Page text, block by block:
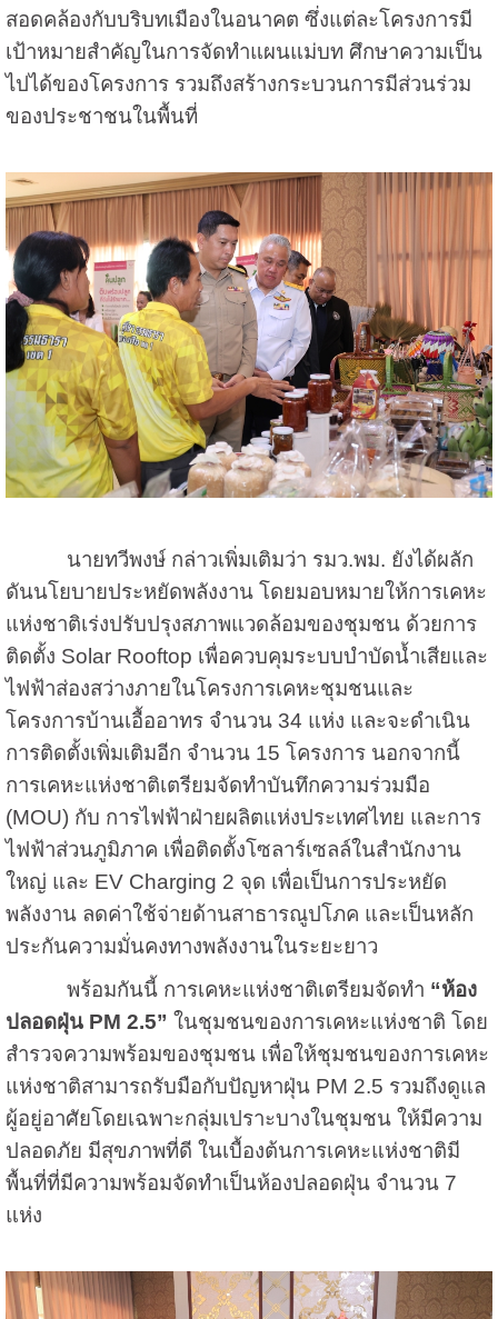
สอดคล้องกับบริบทเมืองในอนาคต ซึ่งแต่ละโครงการมี
เป้าหมายสำคัญในการจัดทำแผนแม่บท ศึกษาความเป็น
ไปได้ของโครงการ รวมถึงสร้างกระบวนการมีส่วนร่วม
ของประชาชนในพื้นที่
นายทวีพงษ์ กล่าวเพิ่มเติมว่า รมว.พม. ยังได้ผลัก
ดันนโยบายประหยัดพลังงาน โดยมอบหมายให้การเคหะ
แห่งชาติเร่งปรับปรุงสภาพแวดล้อมของชุมชน ด้วยการ
ติดตั้ง Solar Rooftop เพื่อควบคุมระบบบำบัดน้ำเสียและ
ไฟฟ้าส่องสว่างภายในโครงการเคหะชุมชนและ
โครงการบ้านเอื้ออาทร จำนวน 34 แห่ง และจะดำเนิน
การติดตั้งเพิ่มเติมอีก จำนวน 15 โครงการ นอกจากนี้
การเคหะแห่งชาติเตรียมจัดทำบันทึกความร่วมมือ
(MOU) กับ การไฟฟ้าฝ่ายผลิตแห่งประเทศไทย และการ
ไฟฟ้าส่วนภูมิภาค เพื่อติดตั้งโซลาร์เซลล์ในสำนักงาน
ใหญ่ และ EV Charging 2 จุด เพื่อเป็นการประหยัด
พลังงาน ลดค่าใช้จ่ายด้านสาธารณูปโภค และเป็นหลัก
ประกันความมั่นคงทางพลังงานในระยะยาว
พร้อมกันนี้ การเคหะแห่งชาติเตรียมจัดทำ “ห้อง
ปลอดฝุ่น PM 2.5” ในชุมชนของการเคหะแห่งชาติ โดย
สำรวจความพร้อมของชุมชน เพื่อให้ชุมชนของการเคหะ
แห่งชาติสามารถรับมือกับปัญหาฝุ่น PM 2.5 รวมถึงดูแล
ผู้อยู่อาศัยโดยเฉพาะกลุ่มเปราะบางในชุมชน ให้มีความ
ปลอดภัย มีสุขภาพที่ดี ในเบื้องต้นการเคหะแห่งชาติมี
พื้นที่ที่มีความพร้อมจัดทำเป็นห้องปลอดฝุ่น จำนวน 7
แห่ง